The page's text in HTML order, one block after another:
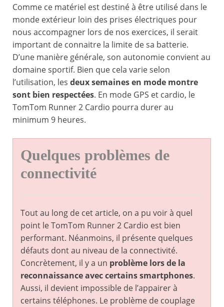
Comme ce matériel est destiné à être utilisé dans le
monde extérieur loin des prises électriques pour
nous accompagner lors de nos exercices, il serait
important de connaitre la limite de sa batterie.
D’une manière générale, son autonomie convient au
domaine sportif. Bien que cela varie selon
l’utilisation, les deux semaines en mode montre
sont bien respectées. En mode GPS et cardio, le
TomTom Runner 2 Cardio pourra durer au
minimum 9 heures.
Quelques problèmes de
connectivité
Tout au long de cet article, on a pu voir à quel
point le TomTom Runner 2 Cardio est bien
performant. Néanmoins, il présente quelques
défauts dont au niveau de la connectivité.
Concrètement, il y a un problème lors de la
reconnaissance avec certains smartphones.
Aussi, il devient impossible de l’appairer à
certains téléphones. Le problème de couplage